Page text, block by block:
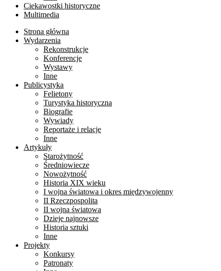
Ciekawostki historyczne
Multimedia
Strona główna
Wydarzenia
Rekonstrukcje
Konferencje
Wystawy
Inne
Publicystyka
Felietony
Turystyka historyczna
Biografie
Wywiady
Reportaże i relacje
Inne
Artykuły
Starożytność
Średniowiecze
Nowożytność
Historia XIX wieku
I wojna światowa i okres międzywojenny
II Rzeczpospolita
II wojna światowa
Dzieje najnowsze
Historia sztuki
Inne
Projekty
Konkursy
Patronaty